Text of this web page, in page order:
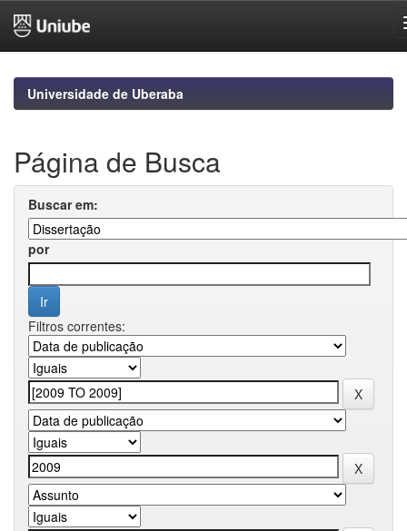
navigationUniversidade de Uberaba
Página de Busca
Buscar em:
por
Filtros correntes: